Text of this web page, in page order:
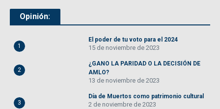
Opinión:
1
El poder de tu voto para el 2024
15 de noviembre de 2023
2
¿GANO LA PARIDAD O LA DECISIÓN DE
AMLO?
13 de noviembre de 2023
3
Día de Muertos como patrimonio cultural
2 de noviembre de 2023